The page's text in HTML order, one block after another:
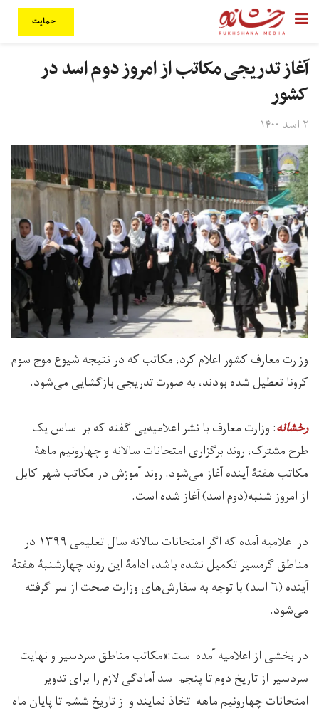
حمایت
آغاز تدریجی مکاتب از امروز دوم اسد در
کشور
۲ اسد ۱۴۰۰
وزارت معارف کشور اعلام کرد، مکاتب که در نتیجه شیوع موج سوم
کرونا تعطیل شده بودند، به صورت تدریجی بازگشایی می‌شود.
رخشانه: وزارت معارف با نشر اعلامیه‌یی گفته که بر اساس یک
طرح مشترک، روند برگزاری امتحانات سالانه و چهارونیم ماهۀ
مکاتب هفتۀ آینده آغاز می‌شود. روند آموزش در مکاتب شهر کابل
از امروز شنبه(دوم اسد) آغاز شده است.
در اعلامیه آمده که اگر امتحانات سالانه سال تعلیمی ۱۳۹۹ در
مناطق گرمسیر تکمیل نشده باشد، ادامۀ این روند چهارشنبۀ هفتۀ
آینده (۶ اسد) با توجه به سفارش‌های وزارت صحت از سر گرفته
می‌شود.
در بخشی از اعلامیه آمده است:«مکاتب مناطق سردسیر و نهایت
سردسیر از تاریخ دوم تا پنجم اسد آمادگی لازم را برای تدویر
امتحانات چهارونیم ماهه اتخاذ نمایند و از تاریخ ششم تا پایان ماه